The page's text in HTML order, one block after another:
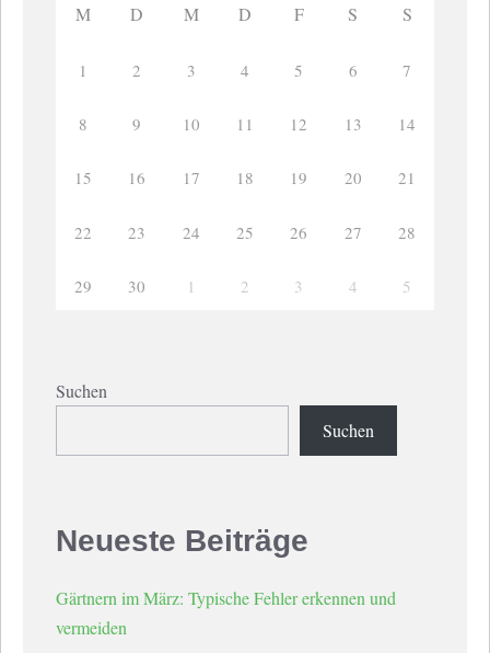
M D M D F S S
1 2 3 4 5 6 7
8 9 10 11 12 13 14
15 16 17 18 19 20 21
22 23 24 25 26 27 28
29 30 1 2 3 4 5
Suchen
Suchen
Neueste Beiträge
Gärtnern im März: Typische Fehler erkennen und
vermeiden